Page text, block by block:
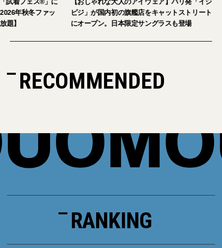
の皆さまをご招待。【2026年秋冬ファッ
ン＆美容アイテム試し放題】
ピジ」が国内初の旗艦店
にオープン。日本限定サ
RECOMMENDED
RANKING